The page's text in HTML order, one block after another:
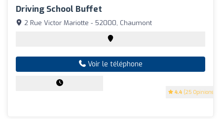
Driving School Buffet
4.4 (25 Opinions)
2 Rue Victor Mariotte - 52000, Chaumont
Voir le téléphone